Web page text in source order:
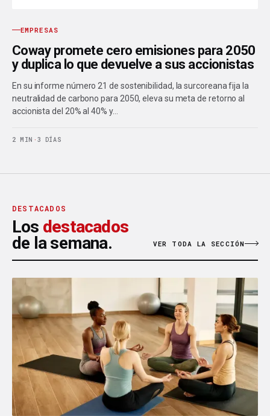
EMPRESAS
Coway promete cero emisiones para 2050
y duplica lo que devuelve a sus accionistas
En su informe número 21 de sostenibilidad, la surcoreana fija la
neutralidad de carbono para 2050, eleva su meta de retorno al
accionista del 20% al 40% y…
2 MIN · 3 DÍAS
DESTACADOS
Los destacados
de la semana.
VER TODA LA SECCIÓN